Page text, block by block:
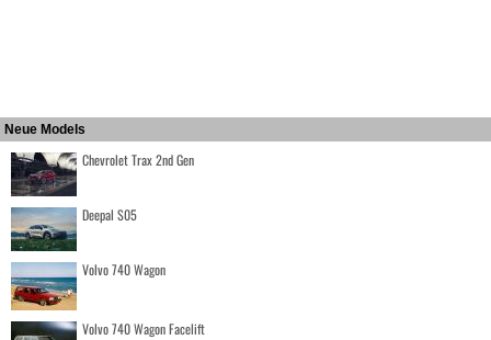
Neue Models
Chevrolet Trax 2nd Gen
Deepal S05
Volvo 740 Wagon
Volvo 740 Wagon Facelift